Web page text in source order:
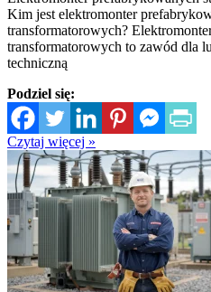
Kim jest elektromonter
transformatorowych?
transformatorowych to zawód dla
techniczną
Podziel się:
Czytaj więcej »